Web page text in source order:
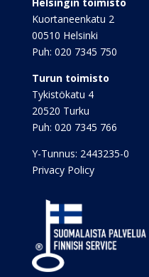
Kuortaneenkatu 2
00510 Helsinki
Puh: 020 7345 750
Turun toimisto
Tykistökatu 4
20520 Turku
Puh: 020 7345 766
Y-Tunnus: 2443235-0
Privacy Policy